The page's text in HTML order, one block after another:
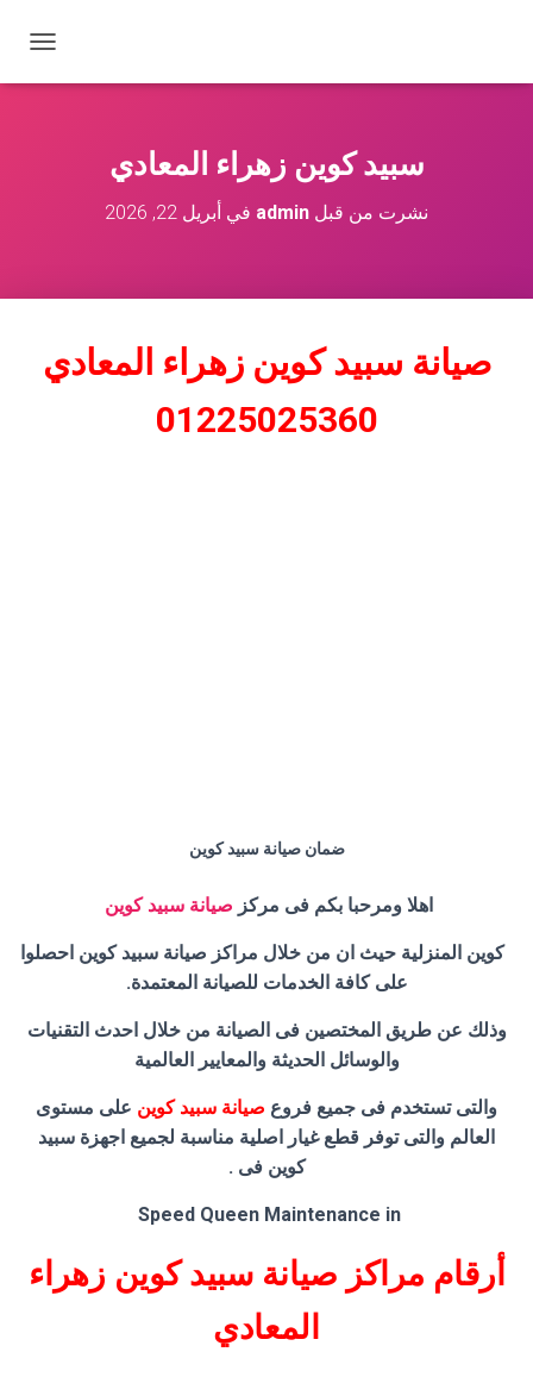
ب
سبيد كوين زهراء المعادي
نشرت من قبل admin في أبريل 22, 2026
صيانة سبيد كوين زهراء المعادي
01225025360
ضمان صيانة سبيد كوين
اهلا ومرحبا بكم فى مركز صيانة سبيد كوين
كوين المنزلية حيث ان من خلال مراكز صيانة سبيد كوين احصلوا
على كافة الخدمات للصيانة المعتمدة.
وذلك عن طريق المختصين فى الصيانة من خلال احدث التقنيات
والوسائل الحديثة والمعايير العالمية
والتى تستخدم فى جميع فروع صيانة سبيد كوين على مستوى
العالم والتى توفر قطع غيار اصلية مناسبة لجميع اجهزة سبيد
كوين فى .
Speed Queen Maintenance in
أرقام مراكز صيانة سبيد كوين زهراء
المعادي